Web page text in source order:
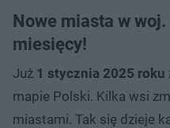
Nowe miasta w
miesięcy!
Już 1 stycznia 2025 roku
mapie Polski. Kilka wsi
miastami. Tak się dzieje